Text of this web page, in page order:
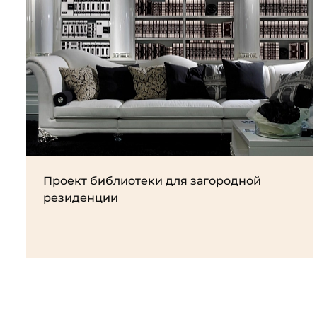
Проект библиотеки для загородной
резиденции